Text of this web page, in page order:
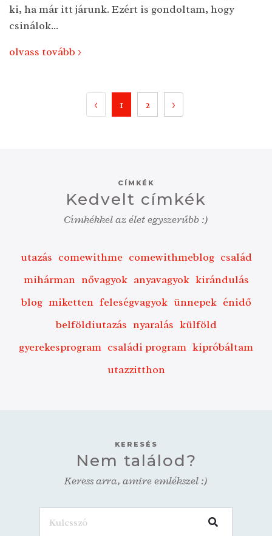
ki, ha már itt járunk. Ezért is gondoltam, hogy
csinálok...
olvass tovább >
< 1 2 >
CÍMKÉK
Kedvelt címkék
Címkékkel az élet egyszerűbb :)
utazás comewithme comewithmeblog család
mihárman nővagyok anyavagyok kirándulás
blog miketten feleségvagyok ünnepek énidő
belföldiutazás nyaralás külföld
gyerekesprogram családi program kipróbáltam
utazzitthon
KERESÉS
Nem találod?
Keress arra, amire emlékszel :)